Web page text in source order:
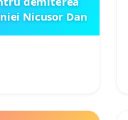
Nicusor Dan